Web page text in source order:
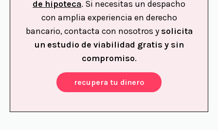
de hipoteca. Si necesitas un despacho
con amplia experiencia en derecho
bancario, contacta con nosotros y solicita
un estudio de viabilidad gratis y sin
compromiso.
recupera tu dinero